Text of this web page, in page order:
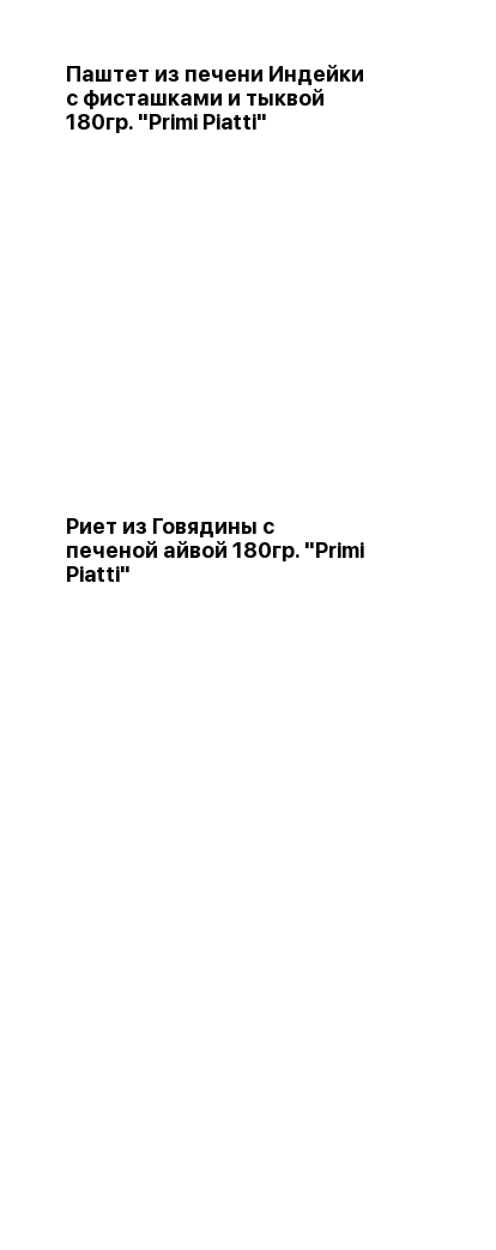
Паштет из печени Индейки
с фисташками и тыквой
180гр. "Primi Piatti"
Риет из Говядины с
печеной айвой 180гр. "Primi
Piatti"